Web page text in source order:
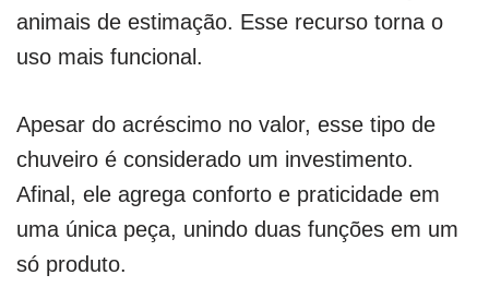
animais de estimação. Esse recurso torna o
uso mais funcional.
Apesar do acréscimo no valor, esse tipo de
chuveiro é considerado um investimento.
Afinal, ele agrega conforto e praticidade em
uma única peça, unindo duas funções em um
só produto.